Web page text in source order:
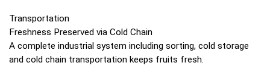
Transportation
Freshness Preserved via Cold Chain
A complete industrial system including sorting, cold storage
and cold chain transportation keeps fruits fresh.